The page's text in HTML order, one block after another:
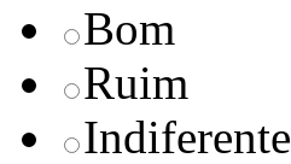
Bom
Ruim
Indiferente